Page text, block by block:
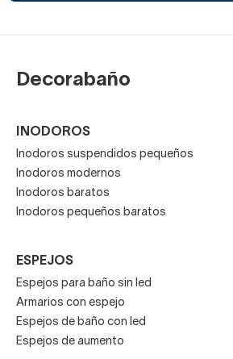
Decorabaño
INODOROS
Inodoros suspendidos pequeños
Inodoros modernos
Inodoros baratos
Inodoros pequeños baratos
ESPEJOS
Espejos para baño sin led
Armarios con espejo
Espejos de baño con led
Espejos de aumento